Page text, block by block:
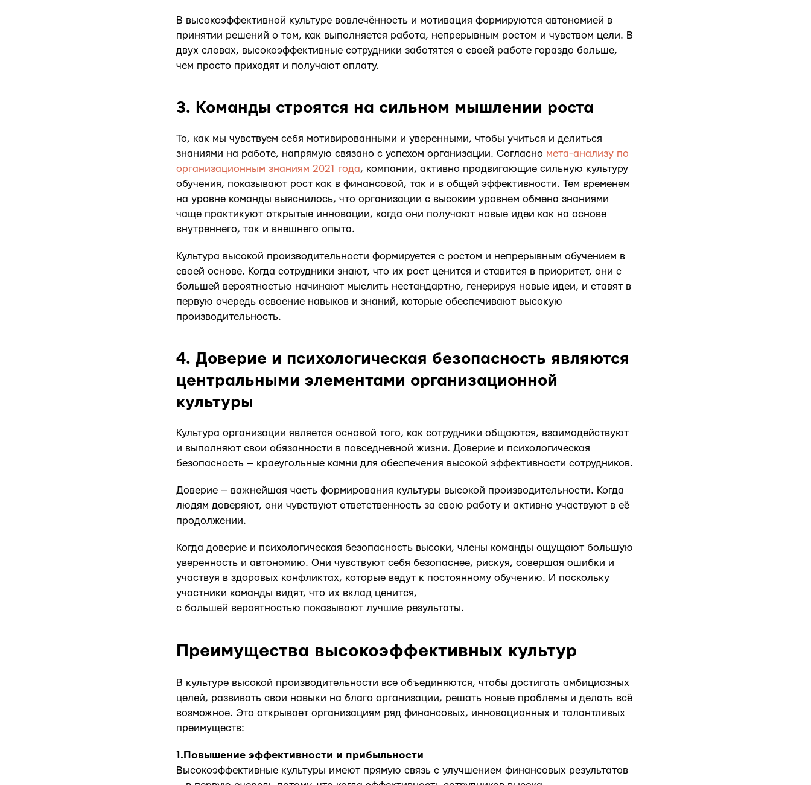
В высокоэффективной культуре вовлечённость и мотивация формируются автономией в
принятии решений о том, как выполняется работа, непрерывным ростом и чувством цели. В
двух словах, высокоэффективные сотрудники заботятся о своей работе гораздо больше,
чем просто приходят и получают оплату.
3. Команды строятся на сильном мышлении роста
То, как мы чувствуем себя мотивированными и уверенными, чтобы учиться и делиться
знаниями на работе, напрямую связано с успехом организации. Согласно мета-анализу по
организационным знаниям 2021 года, компании, активно продвигающие сильную культуру
обучения, показывают рост как в финансовой, так и в общей эффективности. Тем временем
на уровне команды выяснилось, что организации с высоким уровнем обмена знаниями
чаще практикуют открытые инновации, когда они получают новые идеи как на основе
внутреннего, так и внешнего опыта.
Культура высокой производительности формируется с ростом и непрерывным обучением в
своей основе. Когда сотрудники знают, что их рост ценится и ставится в приоритет, они с
большей вероятностью начинают мыслить нестандартно, генерируя новые идеи, и ставят в
первую очередь освоение навыков и знаний, которые обеспечивают высокую
производительность.
4. Доверие и психологическая безопасность являются
центральными элементами организационной
культуры
Культура организации является основой того, как сотрудники общаются, взаимодействуют
и выполняют свои обязанности в повседневной жизни. Доверие и психологическая
безопасность — краеугольные камни для обеспечения высокой эффективности сотрудников.
Доверие — важнейшая часть формирования культуры высокой производительности. Когда
людям доверяют, они чувствуют ответственность за свою работу и активно участвуют в её
продолжении.
Когда доверие и психологическая безопасность высоки, члены команды ощущают большую
уверенность и автономию. Они чувствуют себя безопаснее, рискуя, совершая ошибки и
участвуя в здоровых конфликтах, которые ведут к постоянному обучению. И поскольку
участники команды видят, что их вклад ценится,
с большей вероятностью показывают лучшие результаты.
Преимущества высокоэффективных культур
В культуре высокой производительности все объединяются, чтобы достигать амбициозных
целей, развивать свои навыки на благо организации, решать новые проблемы и делать всё
возможное. Это открывает организациям ряд финансовых, инновационных и талантливых
преимуществ:
1.Повышение эффективности и прибыльности
Высокоэффективные культуры имеют прямую связь с улучшением финансовых результатов